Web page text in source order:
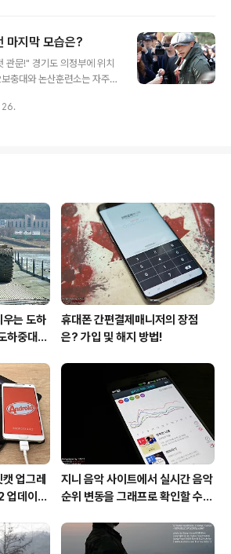
문한 것도 처음이다. 지리
간에 많이 알려져 있는 곳이
만 오늘만큼은 분명 영동군
장교 및 군무원, 특기병들
마지막 모습은?
관문!" 경기도 의정부에 위치
충대와 논산훈련소는 자주
나 똑같이 때문이다. "떨어
하루 아침에 반납하고 오로
만 하는 길고 긴 시간이기 때
큰 장애물을 쉽사리 통과할
뎌내야만 하는 지독하리만큼
이보다 슬픈 문구는 없다!" 매
면 ..
26.
는 도하
하중대를
휴대폰 간편결제매니저의 장점
은? 가입 및 해지 방법!
업그레
업데이트
지니 음악 사이트에서 실시간 음악
순위 변동을 그래프로 확인할 수